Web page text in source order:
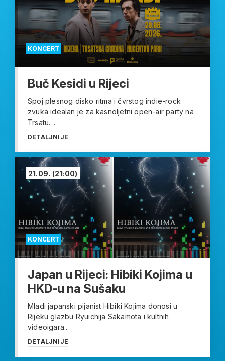
KONCERT
Buč Kesidi u Rijeci
Spoj plesnog disko ritma i čvrstog indie-rock
zvuka idealan je za kasnoljetni open-air party na
Trsatu....
DETALJNIJE
KONCERT
21.09. (21:00)
Japan u Rijeci: Hibiki Kojima u
HKD-u na Sušaku
Mladi japanski pijanist Hibiki Kojima donosi u
Rijeku glazbu Ryuichija Sakamota i kultnih
videoigara...
DETALJNIJE